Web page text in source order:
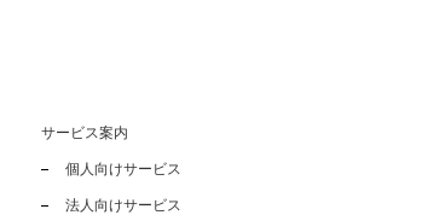
サービス案内
個人向けサービス
法人向けサービス